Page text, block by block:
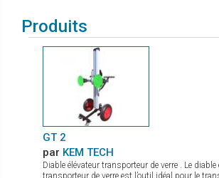
Produits
GT 2
par KEM TECH
Diable élévateur transporteur de verre . Le diable
transporteur de verre est l’outil idéal pour le